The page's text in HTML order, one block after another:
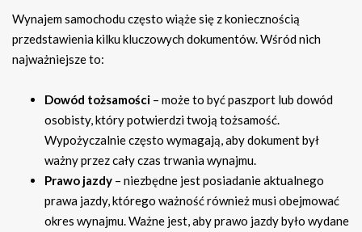
Wynajem samochodu często wiąże się z koniecznością
przedstawienia kilku kluczowych dokumentów. Wśród nich
najważniejsze to:
Dowód tożsamości – może to być paszport lub dowód
osobisty, który potwierdzi twoją tożsamość.
Wypożyczalnie często wymagają, aby dokument był
ważny przez cały czas trwania wynajmu.
Prawo jazdy – niezbędne jest posiadanie aktualnego
prawa jazdy, którego ważność również musi obejmować
okres wynajmu. Ważne jest, aby prawo jazdy było wydane